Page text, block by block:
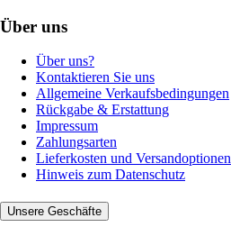
Über uns
Über uns?
Kontaktieren Sie uns
Allgemeine Verkaufsbedingungen
Rückgabe & Erstattung
Impressum
Zahlungsarten
Lieferkosten und Versandoptionen
Hinweis zum Datenschutz
Unsere Geschäfte